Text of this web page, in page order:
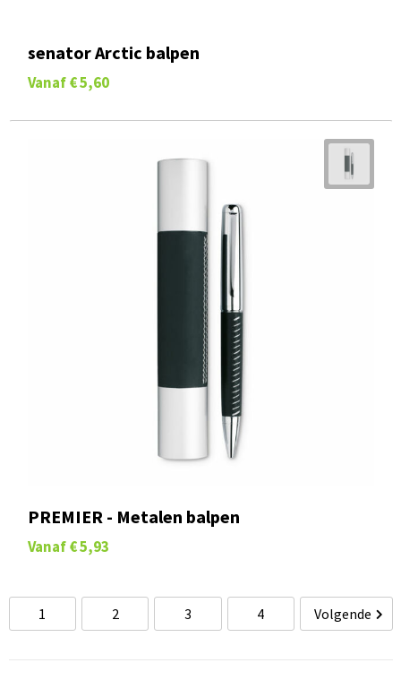
senator Arctic balpen
Vanaf € 5,60
PREMIER - Metalen balpen
Vanaf € 5,93
1 2 3 4 Volgende